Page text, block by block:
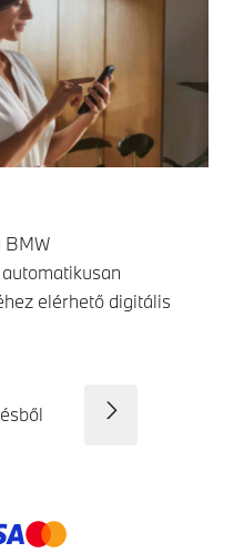
BMW
elérhető digitális
módok